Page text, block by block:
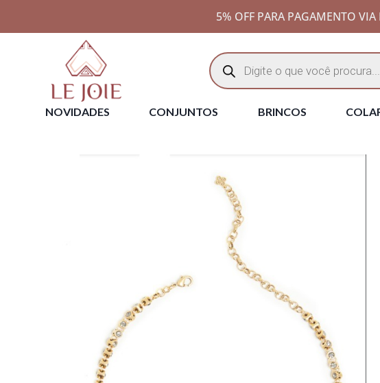
5% OFF PARA PAGAMENTO
NOVIDADES CONJUNTOS BRINCOS